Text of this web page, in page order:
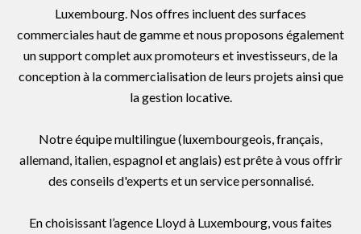
Luxembourg. Nos offres incluent des surfaces
commerciales haut de gamme et nous proposons également
un support complet aux promoteurs et investisseurs, de la
conception à la commercialisation de leurs projets ainsi que
la gestion locative.
Notre équipe multilingue (luxembourgeois, français,
allemand, italien, espagnol et anglais) est prête à vous offrir
des conseils d'experts et un service personnalisé.
En choisissant l’agence Lloyd à Luxembourg, vous faites